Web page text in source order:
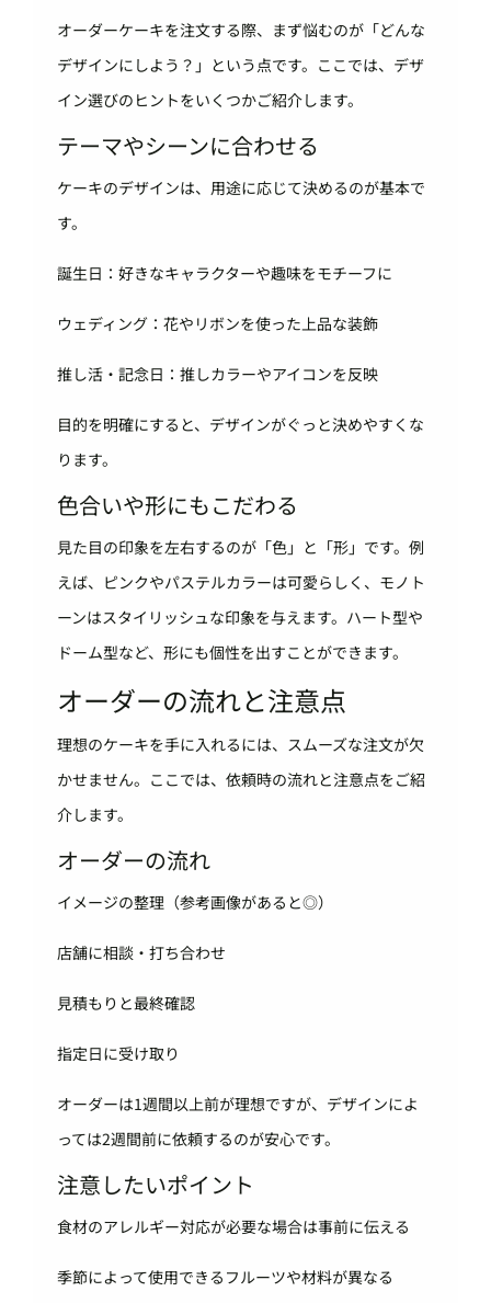
オーダーケーキを注文する際、まず悩むのが「どんな
デザインにしよう？」という点です。ここでは、デザ
イン選びのヒントをいくつかご紹介します。
テーマやシーンに合わせる
ケーキのデザインは、用途に応じて決めるのが基本で
す。
誕生日：好きなキャラクターや趣味をモチーフに
ウェディング：花やリボンを使った上品な装飾
推し活・記念日：推しカラーやアイコンを反映
目的を明確にすると、デザインがぐっと決めやすくな
ります。
色合いや形にもこだわる
見た目の印象を左右するのが「色」と「形」です。例
えば、ピンクやパステルカラーは可愛らしく、モノト
ーンはスタイリッシュな印象を与えます。ハート型や
ドーム型など、形にも個性を出すことができます。
オーダーの流れと注意点
理想のケーキを手に入れるには、スムーズな注文が欠
かせません。ここでは、依頼時の流れと注意点をご紹
介します。
オーダーの流れ
イメージの整理（参考画像があると◎）
店舗に相談・打ち合わせ
見積もりと最終確認
指定日に受け取り
オーダーは1週間以上前が理想ですが、デザインによ
っては2週間前に依頼するのが安心です。
注意したいポイント
食材のアレルギー対応が必要な場合は事前に伝える
季節によって使用できるフルーツや材料が異なる